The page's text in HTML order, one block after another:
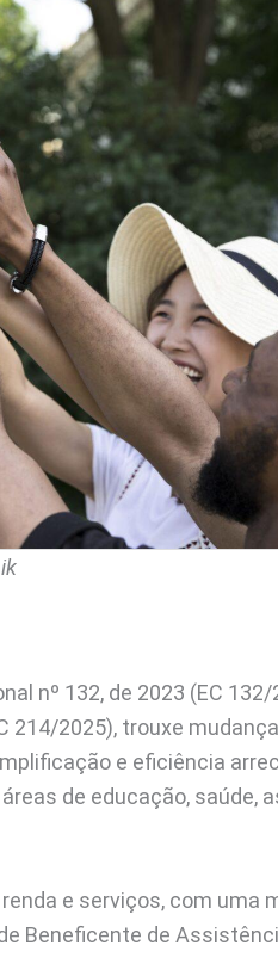
nº 132, de 2023 (EC 132/
214/2025), trouxe
e eficiência
de educação, saúde,
e serviços, com uma
Beneficente de